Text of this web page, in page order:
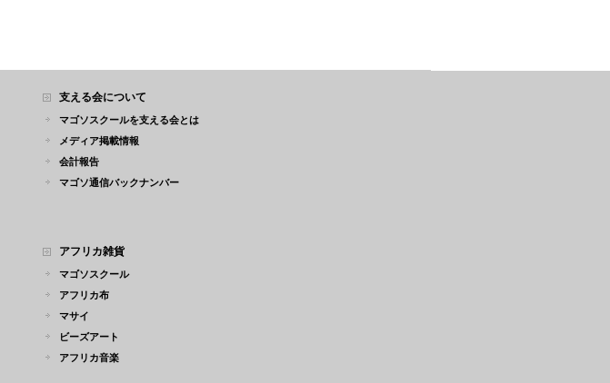
支える会について
マゴソスクールを支える会とは
メディア掲載情報
会計報告
マゴソ通信バックナンバー
アフリカ雑貨
マゴソスクール
アフリカ布
マサイ
ビーズアート
アフリカ音楽